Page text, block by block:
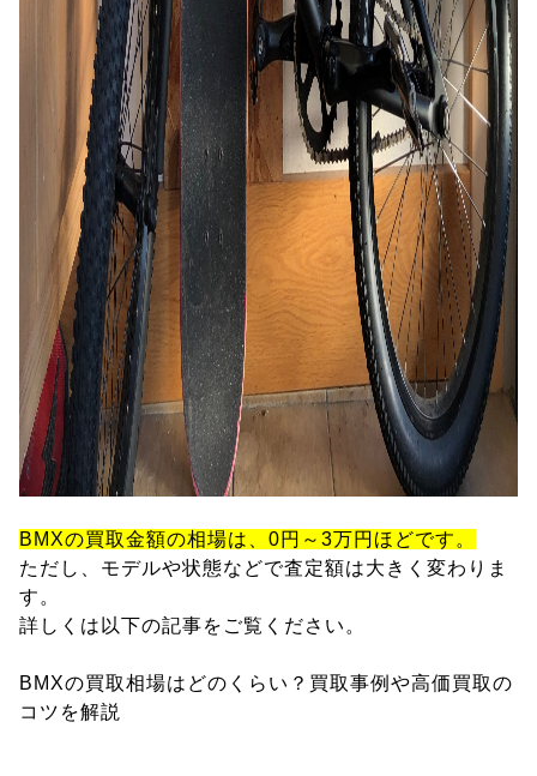
BMXの買取金額の相場は、0円～3万円ほどです。
ただし、モデルや状態などで査定額は大きく変わりま
す。
詳しくは以下の記事をご覧ください。
BMXの買取相場はどのくらい？買取事例や高価買取の
コツを解説